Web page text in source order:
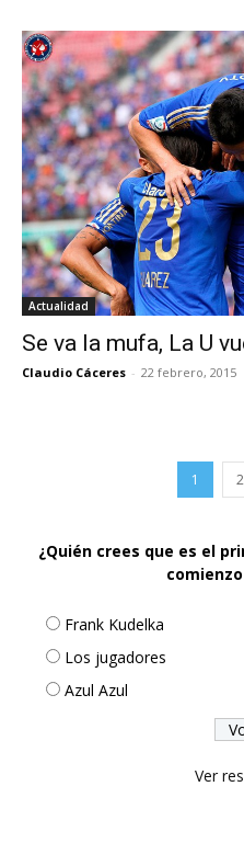
Actualidad
Se va la mufa, La U
Claudio Cáceres - 22 febrero, 2015
1 2
¿Quién crees que es el
Frank Kudelka
Los jugadores
Azul Azul
Ver